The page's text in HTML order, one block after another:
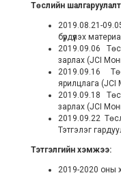
Төслийн
2019.08.21-
бүрдүүлэх
2019.09.06
зарлах (JCI
2019.09.16
ярилцлага
2019.09.18
зарлах (JCI
2019.09.22
Тэтгэлэг
Тэтгэлгийн хэмжээ:
2019-2020 оны